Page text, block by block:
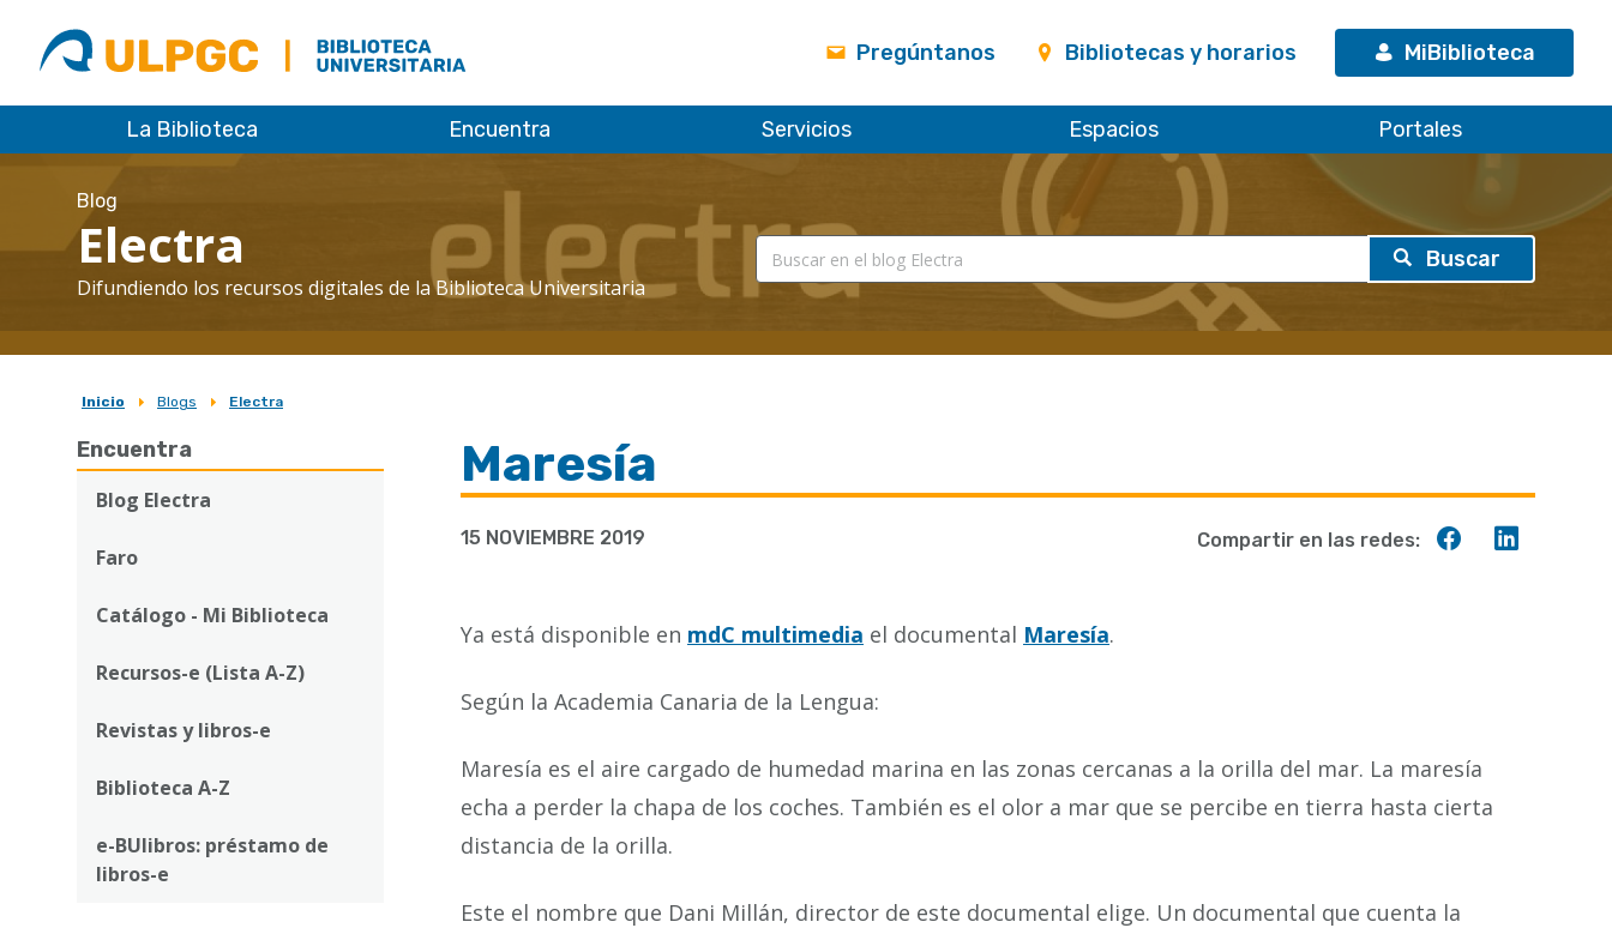
ULPGC
Biblioteca
ULPGC
Pregúntanos Bibliotecas y horarios MiBiblioteca
La Biblioteca Encuentra Servicios Espacios Portales
Blog
Electra
Difundiendo los recursos digitales de la Biblioteca Universitaria
Sobrescribir
enlaces
de
ayuda
la
navegación
Inicio Blogs Electra
Encuentra
Blog Electra
Faro
Catálogo - Mi Biblioteca
Recursos-e (Lista A-Z)
Revistas y libros-e
Biblioteca A-Z
e-BUlibros: préstamo de
libros-e
Maresía
15 NOVIEMBRE 2019
Compartir
Compartir en las redes:
Ya está disponible en mdC multimedia el documental Maresía.
Según la Academia Canaria de la Lengua:
Maresía es el aire cargado de humedad marina en las zonas cercanas a la orilla del mar. La maresía
echa a perder la chapa de los coches. También es el olor a mar que se percibe en tierra hasta cierta
distancia de la orilla.
Este el nombre que Dani Millán, director de este documental elige. Un documental que cuenta la